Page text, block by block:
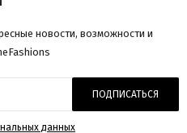
новости, возможности и
ПОДПИСАТЬСЯ
данных